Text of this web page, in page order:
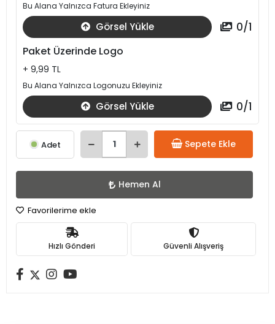
Bu Alana Yalnızca Fatura Ekleyiniz
Görsel Yükle 0/1
Paket Üzerinde Logo
+ 9,99 TL
Bu Alana Yalnızca Logonuzu Ekleyiniz
Görsel Yükle 0/1
Adet Sepete Ekle
Hemen Al
Favorilerime ekle
Hızlı Gönderi Güvenli Alışveriş